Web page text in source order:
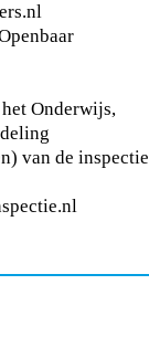
Onderwijs,
van de inspectie